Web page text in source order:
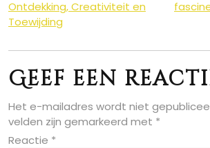
Ontdekking, Creativiteit en
Toewijding
Geef een
Het e-mailadres wordt niet
velden zijn gemarkeerd met *
Reactie *